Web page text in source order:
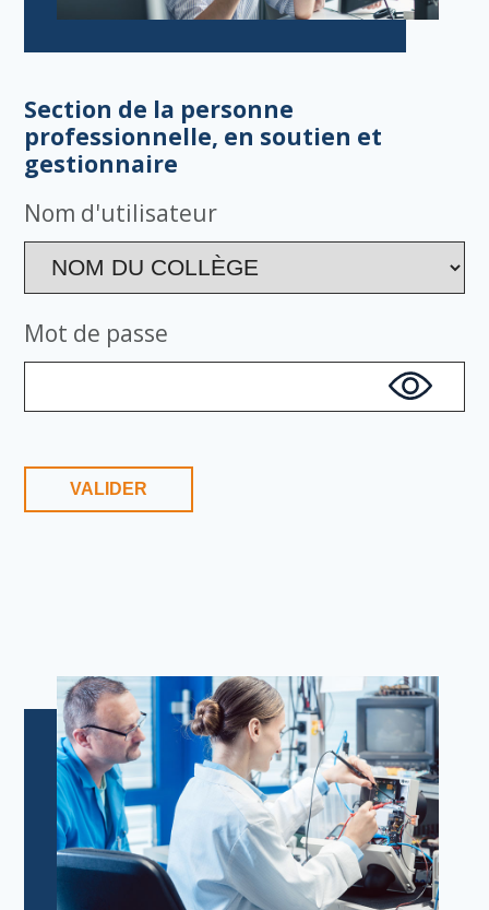
Section de la personne
professionnelle, en soutien et
gestionnaire
Nom d'utilisateur
Mot de passe